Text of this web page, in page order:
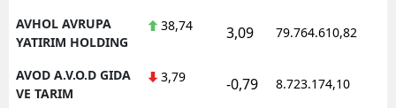
AVHOL AVRUPA
YATIRIM HOLDING
38,74 3,09 79.764.610,82
AVOD A.V.O.D GIDA
VE TARIM
3,79 -0,79 8.723.174,10